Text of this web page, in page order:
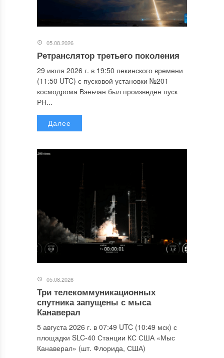
05.08.2026
Ретранслятор третьего поколения
29 июля 2026 г. в 19:50 пекинского времени
(11:50 UTC) с пусковой установки №201
космодрома Вэньчан был произведен пуск
РН...
Далее
05.08.2026
Три телекоммуникационных
спутника запущены с мыса
Канаверал
5 августа 2026 г. в 07:49 UTC (10:49 мск) с
площадки SLC-40 Станции КС США «Мыс
Канаверал» (шт. Флорида, США)